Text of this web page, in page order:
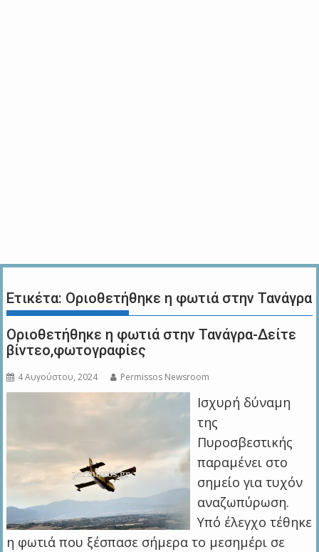
Ετικέτα: Οριοθετήθηκε η φωτιά στην Τανάγρα
Οριοθετήθηκε η φωτιά στην Τανάγρα-Δείτε
βίντεο,φωτογραφίες
4 Αυγούστου, 2024 Permissos Newsroom
Ισχυρή δύναμη
της
Πυροσβεστικής
παραμένει στο
σημείο για τυχόν
αναζωπύρωση.
Υπό έλεγχο τέθηκε
η φωτιά που ξέσπασε σήμερα το μεσημέρι σε